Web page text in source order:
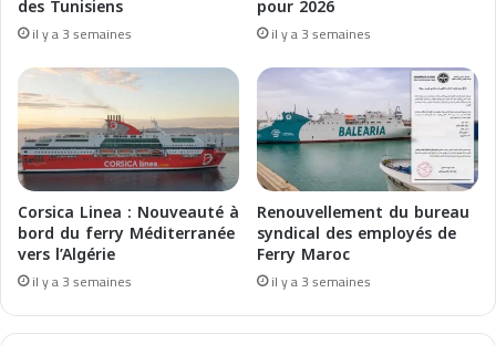
g
l
a
-
A
l
g
e
r
i
d
l
a
l
e
à
r
i
a
r
e
n
f
o
c
des Tunisiens
il y a 3 semaines
pour 2026
il y a 3 semaines
Corsica Linea : Nouveauté à
bord du ferry Méditerranée
vers l’Algérie
il y a 3 semaines
Renouvellement du bureau
syndical des employés de
Ferry Maroc
il y a 3 semaines